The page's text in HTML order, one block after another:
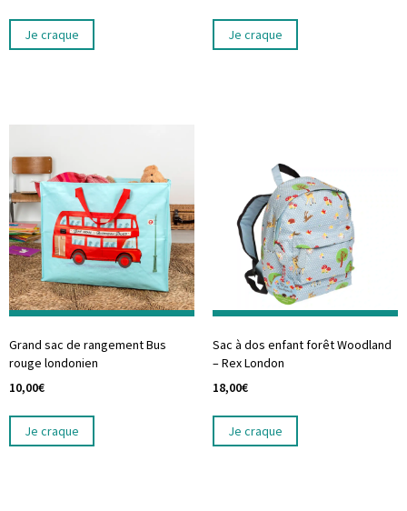
Je craque Je craque
Grand sac de rangement Bus
rouge londonien
10,00€
Je craque
Sac à dos enfant forêt Woodland
– Rex London
18,00€
Je craque